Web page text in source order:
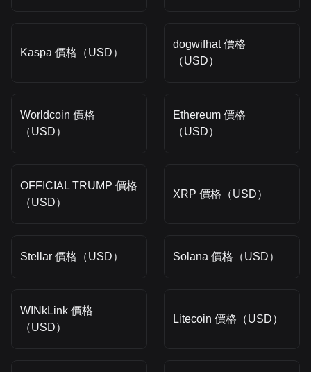
Kaspa 價格（USD）
dogwifhat 價格
（USD）
Worldcoin 價格
（USD）
Ethereum 價格
（USD）
OFFICIAL TRUMP 價格
（USD）
XRP 價格（USD）
Stellar 價格（USD） Solana 價格（USD）
WINkLink 價格
（USD）
Litecoin 價格（USD）